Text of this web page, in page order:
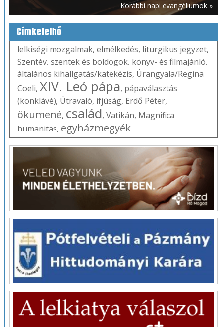
Korábbi napi evangéliumok »
Címkefelhő
lelkiségi mozgalmak, elmélkedés, liturgikus jegyzet,
Szentév, szentek és boldogok, könyv- és filmajánló,
általános kihallgatás/katekézis, Úrangyala/Regina
Coeli, XIV. Leó pápa, pápaválasztás
(konklávé), Útravaló, ifjúság, Erdő Péter,
ökumené, család, Vatikán, Magnifica
humanitas, egyházmegyék